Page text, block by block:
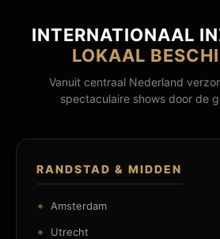
INTERNATIONAAL
LOKAAL
Vanuit centraal Nederland
spectaculaire shows door de
RANDSTAD & MIDDEN
Amsterdam
Utrecht